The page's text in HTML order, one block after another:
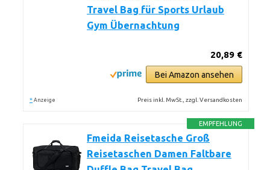
Travel Bag für Sports Urlaub
Gym Übernachtung
20,89 €
Bei Amazon ansehen
* Anzeige Preis inkl. MwSt., zzgl. Versandkosten
EMPFEHLUNG
Fmeida Reisetasche Groß
Reisetaschen Damen Faltbare